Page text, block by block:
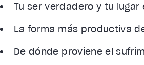
Tu ser verdadero y tu lugar
La forma más productiva
De dónde proviene el